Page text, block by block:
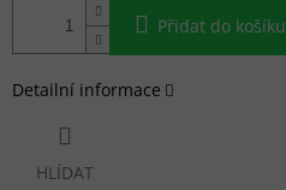
Přidat do košíku
Detailní informace
HLÍDAT